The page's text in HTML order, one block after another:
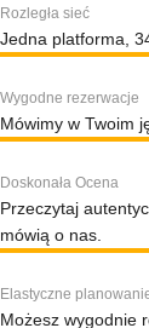
Rozległa sieć
Jedna platforma,
Wygodne rezerwacje
Mówimy w Twoim
Doskonała Ocena
Przeczytaj
mówią o nas.
Elastyczne
Możesz wygodnie